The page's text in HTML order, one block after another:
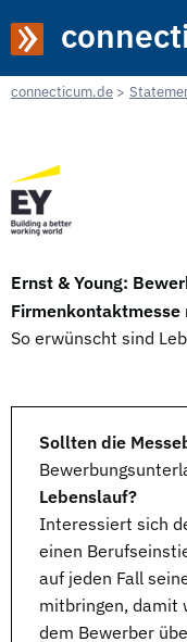
connecticum.de
Ernst & Young:
Firmenkontaktmesse
So erwünscht sind
Sollten die
Lebenslauf?
Interessiert sich
einen
auf jeden Fall
mitbringen, damit
dem Bewerber